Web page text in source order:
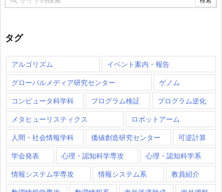
タグ
アルゴリズム イベント案内・報告
グローバルメディア研究センター ゲノム
コンピュータ科学科 プログラム検証 プログラム逆化
メタヒューリスティクス ロボットアーム
人間・社会情報学科 価値創造研究センター 可逆計算
学会発表 心理・認知科学専攻 心理・認知科学系
情報システム学専攻 情報システム系 教員紹介